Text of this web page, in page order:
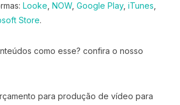
Looke NOW, Google Play, iTunes
Store.
como esse? confira o nosso
para produção de vídeo para